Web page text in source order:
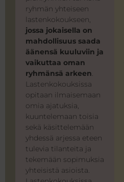
ryhmän yhteiseen
lastenkokoukseen,
jossa jokaisella on
mahdollisuus saada
äänensä kuuluviin ja
vaikuttaa oman
ryhmänsä arkeen.
Lastenkokouksissa
opitaan ilmaisemaan
omia ajatuksia,
kuuntelemaan toisia
sekä käsittelemään
yhdessä arjessa eteen
tulevia tilanteita ja
tekemään sopimuksia
yhteisistä asioista.